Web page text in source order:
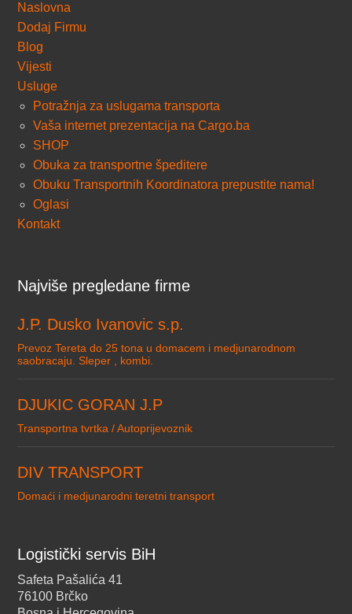
Naslovna
Dodaj Firmu
Blog
Vijesti
Usluge
Potražnja za uslugama transporta
Vaša internet prezentacija na Cargo.ba
SHOP
Obuka za transportne špeditere
Obuku Transportnih Koordinatora prepustite nama!
Oglasi
Kontakt
Najviše pregledane firme
J.P. Dusko Ivanovic s.p.
Prevoz Tereta do 25 tona u domacem i medjunarodnom
saobracaju. Sleper , kombi.
DJUKIC GORAN J.P
Transportna tvrtka / Autoprijevoznik
DIV TRANSPORT
Domaći i medjunarodni teretni transport
Logistički servis BiH
Safeta Pašalića 41
76100 Brčko